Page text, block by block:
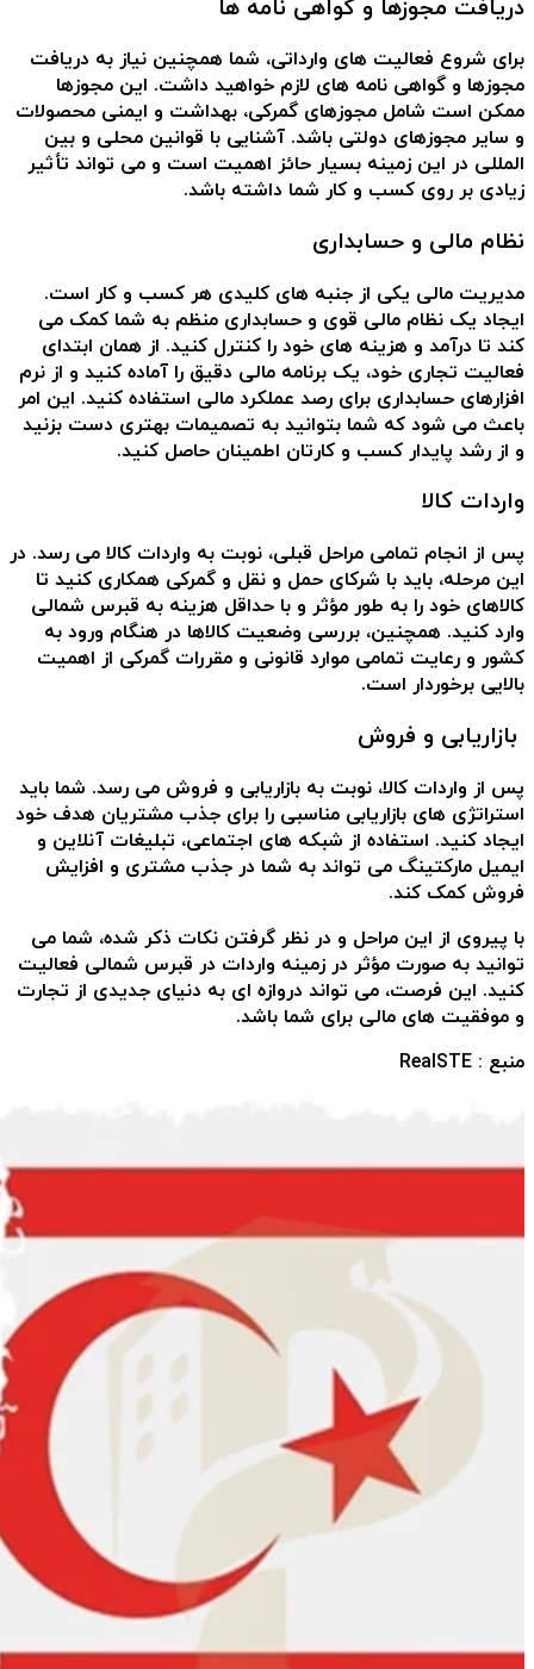
دریافت مجوزها و گواهی نامه ها
برای شروع فعالیت های وارداتی، شما همچنین نیاز به دریافت
مجوزها و گواهی نامه های لازم خواهید داشت. این مجوزها
ممکن است شامل مجوزهای گمرکی، بهداشت و ایمنی محصولات
و سایر مجوزهای دولتی باشد. آشنایی با قوانین محلی و بین
المللی در این زمینه بسیار حائز اهمیت است و می تواند تأثیر
زیادی بر روی کسب و کار شما داشته باشد.
نظام مالی و حسابداری
مدیریت مالی یکی از جنبه های کلیدی هر کسب و کار است.
ایجاد یک نظام مالی قوی و حسابداری منظم به شما کمک می
کند تا درآمد و هزینه های خود را کنترل کنید. از همان ابتدای
فعالیت تجاری خود، یک برنامه مالی دقیق را آماده کنید و از نرم
افزارهای حسابداری برای رصد عملکرد مالی استفاده کنید. این امر
باعث می شود که شما بتوانید به تصمیمات بهتری دست بزنید
و از رشد پایدار کسب و کارتان اطمینان حاصل کنید.
واردات کالا
پس از انجام تمامی مراحل قبلی، نوبت به واردات کالا می رسد. در
این مرحله، باید با شرکای حمل و نقل و گمرکی همکاری کنید تا
کالاهای خود را به طور مؤثر و با حداقل هزینه به قبرس شمالی
وارد کنید. همچنین، بررسی وضعیت کالاها در هنگام ورود به
کشور و رعایت تمامی موارد قانونی و مقررات گمرکی از اهمیت
بالایی برخوردار است.
بازاریابی و فروش
پس از واردات کالا، نوبت به بازاریابی و فروش می رسد. شما باید
استراتژی های بازاریابی مناسبی را برای جذب مشتریان هدف خود
ایجاد کنید. استفاده از شبکه های اجتماعی، تبلیغات آنلاین و
ایمیل مارکتینگ می تواند به شما در جذب مشتری و افزایش
فروش کمک کند.
با پیروی از این مراحل و در نظر گرفتن نکات ذکر شده، شما می
توانید به صورت مؤثر در زمینه واردات در قبرس شمالی فعالیت
کنید. این فرصت، می تواند دروازه ای به دنیای جدیدی از تجارت
و موفقیت های مالی برای شما باشد.
منبع : RealSTE